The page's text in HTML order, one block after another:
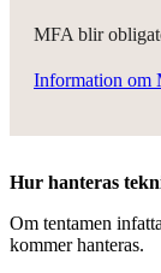
MFA blir
Information om
Hur hanteras
Om tentamen
kommer hanteras.